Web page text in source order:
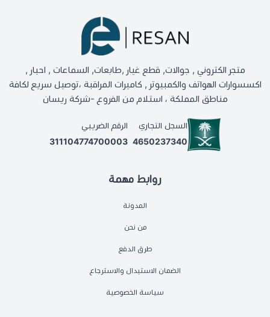
روابط مهمة
المدونة
من نحن
طرق الدفع
الضمان الاستبدال والاسترجاع
سياسة الخصوصية
متجر الكتروني , جوالات, قطع غيار ,طابعات, السماعات , احبار ,
اكسسوارات الهواتف والكمبيوتر , كاميرات المراقبة ،توصيل سريع لكافة
مناطق المملكة ، استلام من الفروع -شركة ريسان
السجل التجاري
4650237340
الرقم الضريبي
311104774700003